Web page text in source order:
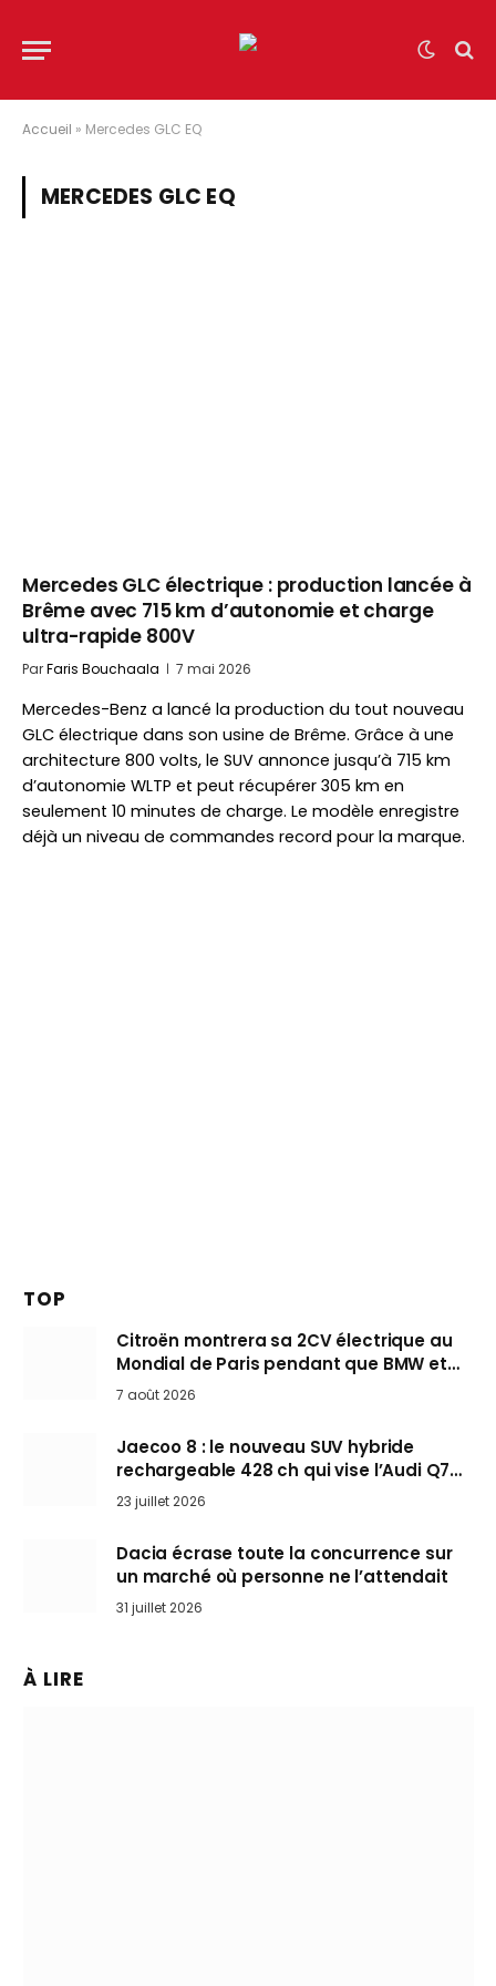
Accueil » Mercedes GLC EQ
MERCEDES GLC EQ
Mercedes GLC électrique : production lancée à
Brême avec 715 km d’autonomie et charge
ultra-rapide 800V
ParFaris Bouchaala 7 mai 2026
Mercedes-Benz a lancé la production du tout nouveau
GLC électrique dans son usine de Brême. Grâce à une
architecture 800 volts, le SUV annonce jusqu’à 715 km
d’autonomie WLTP et peut récupérer 305 km en
seulement 10 minutes de charge. Le modèle enregistre
déjà un niveau de commandes record pour la marque.
TOP
Citroën montrera sa 2CV électrique au
Mondial de Paris pendant que BMW et
Mini désertent le salon
7 août 2026
Jaecoo 8 : le nouveau SUV hybride
rechargeable 428 ch qui vise l’Audi Q7
arrive en Europe cet automne
23 juillet 2026
Dacia écrase toute la concurrence sur
un marché où personne ne l’attendait
31 juillet 2026
À LIRE